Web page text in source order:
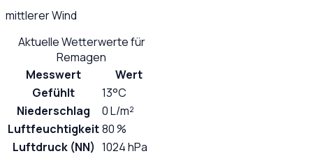
mittlerer Wind
Aktuelle Wetterwerte für
Remagen
Messwert
Wert
Gefühlt
13°C
Niederschlag
0 L/m²
Luftfeuchtigkeit80 %
Luftdruck (NN) 1024 hPa